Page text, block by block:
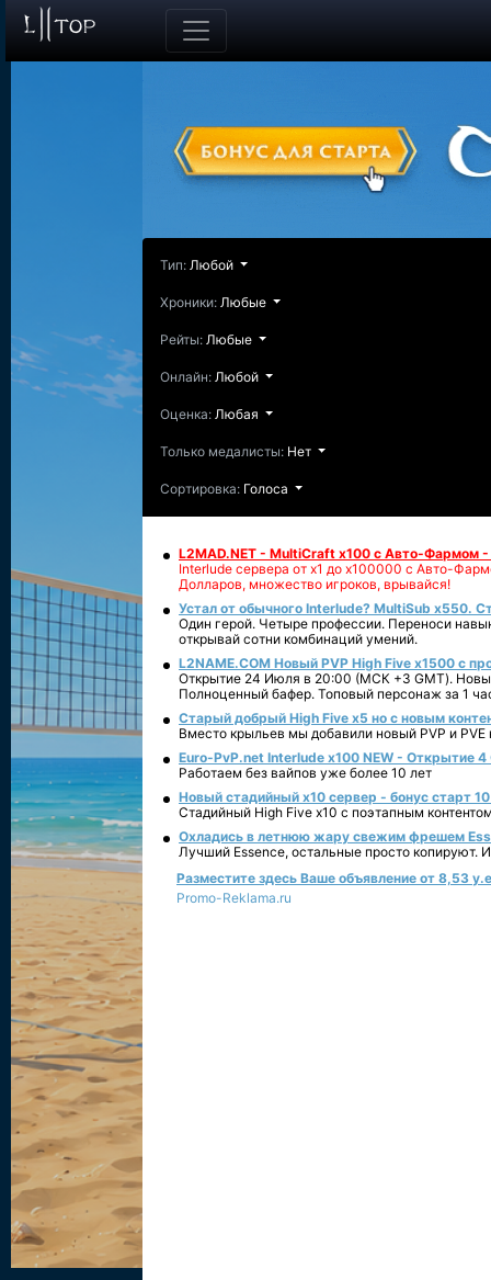
Тип: Любой
Хроники: Любые
Рейты: Любые
Онлайн: Любой
Оценка: Любая
Только медалисты: Нет
Сортировка: Голоса
L2MAD.NET - MultiCraft x100 с Авто-Фармом
Interlude сервера от х1 до х100000 с Авто-
Долларов, множество игроков, врывайся!
Устал от обычного Interlude? MultiSub x550.
Один герой. Четыре профессии. Переноси
открывай сотни комбинаций умений.
L2NAME.COM Новый PVP High Five x1500 с
Открытие 24 Июля в 20:00 (МСК +3 GMT).
Полноценный бафер. Топовый персонаж за 1
Старый добрый High Five x5 но с новым
Вместо крыльев мы добавили новый PVP и PVE
Euro-PvP.net Interlude х100 NEW - Открытие 4
Работаем без вайпов уже более 10 лет
Новый стадийный х10 сервер - бонус старт
Стадийный High Five x10 с поэтапным
Охладись в летнюю жару свежим фрешем
Лучший Essence, остальные просто копируют.
Разместите здесь Ваше объявление от 8,53
Promo-Reklama.ru